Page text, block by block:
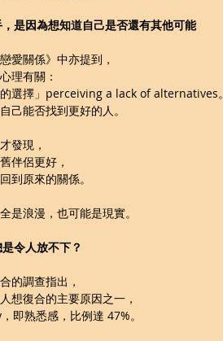
是因為想知道自己是否還有其他可能
愛關係》中亦提到，
理有關：
的選擇」perceiving a lack of alternatives。
己能否找到更好的人。
發現，
伴侶更好，
到原來的關係。
是浪漫，也可能是現實。
令人放不下？
的調查指出，
想復合的主要原因之一，
即熟悉感，比例達 47%。